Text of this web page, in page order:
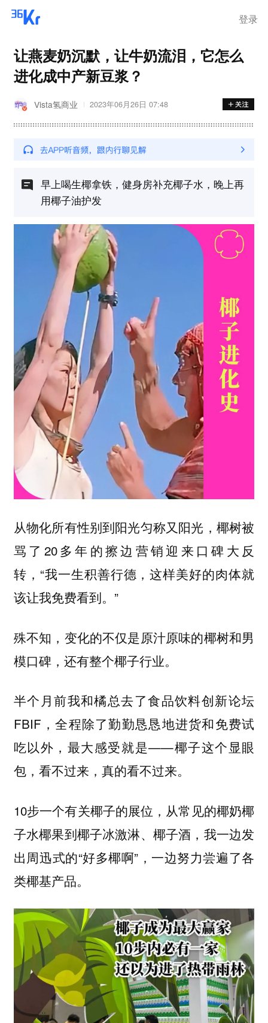
登录
让燕麦奶沉默，让牛奶流泪，它怎么
进化成中产新豆浆？
Vista氢商业 2023年06月26日 07:48
早上喝生椰拿铁，健身房补充椰子水，晚上再
用椰子油护发
从物化所有性别到阳光匀称又阳光，椰树被
骂了20多年的擦边营销迎来口碑大反
转，“我一生积善行德，这样美好的肉体就
该让我免费看到。”
殊不知，变化的不仅是原汁原味的椰树和男
模口碑，还有整个椰子行业。
半个月前我和橘总去了食品饮料创新论坛
FBIF，全程除了勤勤恳恳地进货和免费试
吃以外，最大感受就是——椰子这个显眼
包，看不过来，真的看不过来。
10步一个有关椰子的展位，从常见的椰奶椰
子水椰果到椰子冰激淋、椰子酒，我一边发
出周迅式的“好多椰啊”，一边努力尝遍了各
类椰基产品。